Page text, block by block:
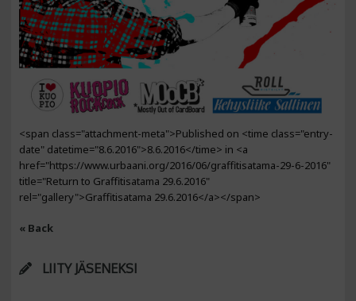
<span class="attachment-meta">Published on <time class="entry-
date" datetime="8.6.2016">8.6.2016</time> in <a
href="https://www.urbaani.org/2016/06/graffitisatama-29-6-2016"
title="Return to Graffitisatama 29.6.2016"
rel="gallery">Graffitisatama 29.6.2016</a></span>
« Back
LIITY JÄSENEKSI